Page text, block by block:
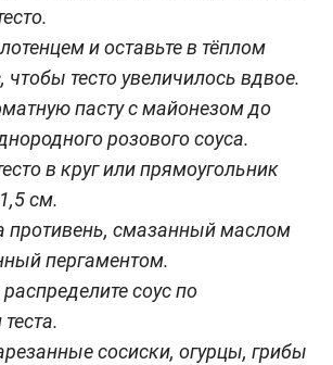
и оставьте в тёплом
чтобы тесто увеличилось вдвое.
пасту с майонезом до
розового соуса.
в круг или прямоугольник
см.
противень, смазанный маслом
пергаментом.
соус по
сосиски, огурцы, грибы